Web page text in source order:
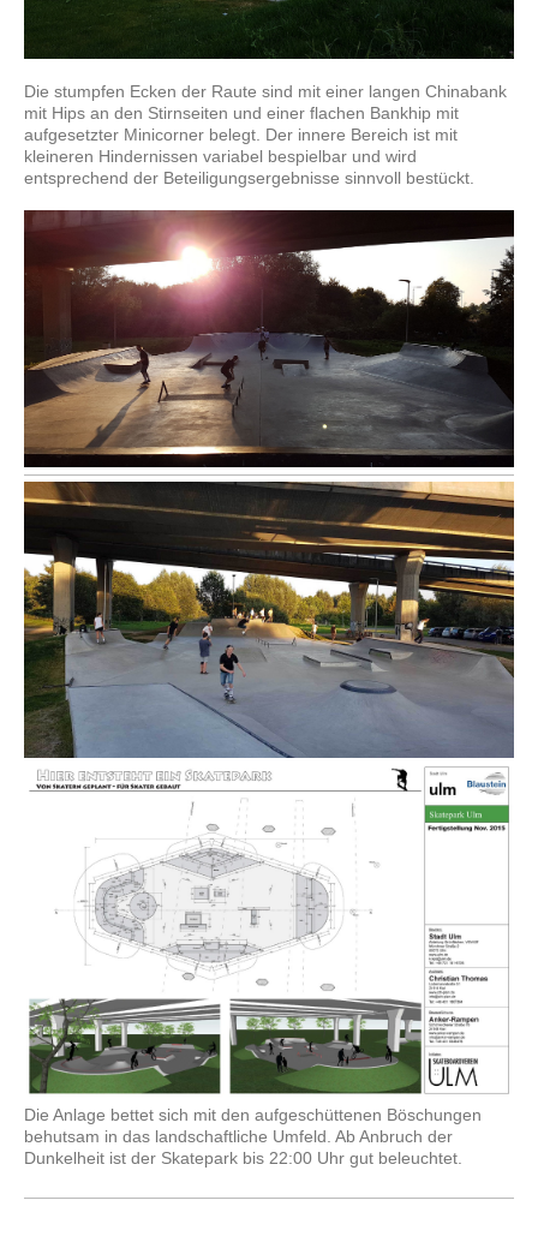
Die stumpfen Ecken der Raute sind mit einer langen Chinabank
mit Hips an den Stirnseiten und einer flachen Bankhip mit
aufgesetzter Minicorner belegt. Der innere Bereich ist mit
kleineren Hindernissen variabel bespielbar und wird
entsprechend der Beteiligungsergebnisse sinnvoll bestückt.
Die Anlage bettet sich mit den aufgeschüttenen Böschungen
behutsam in das landschaftliche Umfeld. Ab Anbruch der
Dunkelheit ist der Skatepark bis 22:00 Uhr gut beleuchtet.